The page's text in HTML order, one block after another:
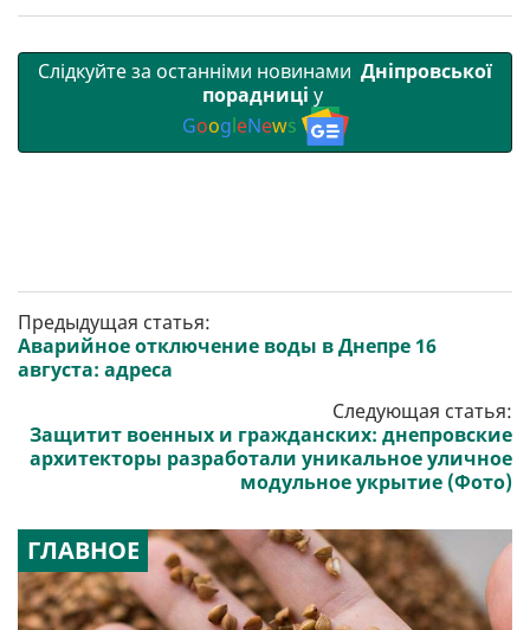
Слідкуйте за останніми новинами Дніпровської
порадниці у
GoogleNews
Предыдущая статья:
Аварийное отключение воды в Днепре 16
августа: адреса
Следующая статья:
Защитит военных и гражданских: днепровские
архитекторы разработали уникальное уличное
модульное укрытие (Фото)
ГЛАВНОЕ